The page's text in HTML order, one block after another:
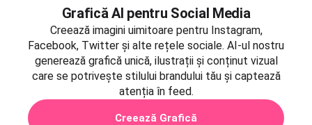
Grafică AI pentru Social Media
Creează imagini uimitoare pentru Instagram,
Facebook, Twitter și alte rețele sociale. AI-ul nostru
generează grafică unică, ilustrații și conținut vizual
care se potrivește stilului brandului tău și captează
atenția în feed.
Creează Grafică